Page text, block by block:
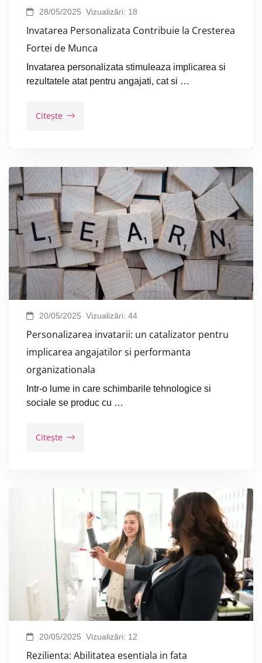
28/05/2025 Vizualizări: 18
Invatarea Personalizata Contribuie la Cresterea
Fortei de Munca
Invatarea personalizata stimuleaza implicarea si
rezultatele atat pentru angajati, cat si …
Citește
20/05/2025 Vizualizări: 44
Personalizarea invatarii: un catalizator pentru
implicarea angajatilor si performanta
organizationala
Intr-o lume in care schimbarile tehnologice si
sociale se produc cu …
Citește
20/05/2025 Vizualizări: 12
Rezilienta: Abilitatea esentiala in fata